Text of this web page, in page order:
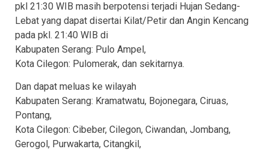
pkl 21:30 WIB masih berpotensi terjadi Hujan Sedang-
Lebat yang dapat disertai Kilat/Petir dan Angin Kencang
pada pkl. 21:40 WIB di
Kabupaten Serang: Pulo Ampel,
Kota Cilegon: Pulomerak, dan sekitarnya.
Dan dapat meluas ke wilayah
Kabupaten Serang: Kramatwatu, Bojonegara, Ciruas,
Pontang,
Kota Cilegon: Cibeber, Cilegon, Ciwandan, Jombang,
Gerogol, Purwakarta, Citangkil,